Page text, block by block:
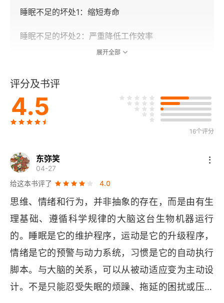
睡眠不足的坏处1：缩短寿命
睡眠不足的坏处2：严重降低工作效率
清除脑内废物方可享受生活
必要的睡眠时间
如何判定睡眠的质
客观评价睡眠
改善睡眠之最优方案
影响睡眠的罪魁祸首：蓝光和强光
睡前应控制使用智能手机
展开全部
评分及书评
4.5
16个评分
东弥笑
04-27
给这本书评了
4.0
思维、情绪和行为，并非抽象的存在，而是由有生
理基础、遵循科学规律的大脑这台生物机器运行
的。睡眠是它的维护程序，运动是它的升级程序，
情绪是它的预警与动力系统，习惯是它的自动执行
脚本。与大脑的关系，可以从被动适应变为主动设
计。不是只能忍受失眠的烦躁、拖延的困扰或压力